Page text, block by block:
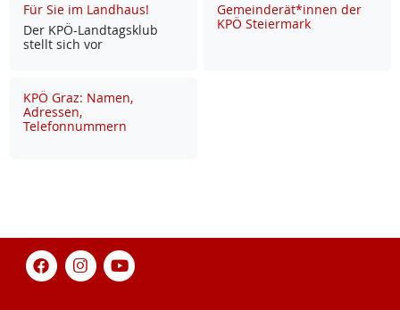
Für Sie im Landhaus!
Der KPÖ-Land­tags­klub
stellt sich vor
Gemeinderät*innen der
KPÖ Steiermark
KPÖ Graz: Namen,
Adressen,
Telefonnummern